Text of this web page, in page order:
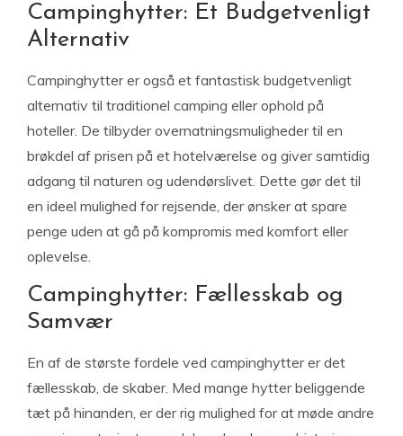
Campinghytter: Et Budgetvenligt
Alternativ
Campinghytter er også et fantastisk budgetvenligt
alternativ til traditionel camping eller ophold på
hoteller. De tilbyder overnatningsmuligheder til en
brøkdel af prisen på et hotelværelse og giver samtidig
adgang til naturen og udendørslivet. Dette gør det til
en ideel mulighed for rejsende, der ønsker at spare
penge uden at gå på kompromis med komfort eller
oplevelse.
Campinghytter: Fællesskab og
Samvær
En af de største fordele ved campinghytter er det
fællesskab, de skaber. Med mange hytter beliggende
tæt på hinanden, er der rig mulighed for at møde andre